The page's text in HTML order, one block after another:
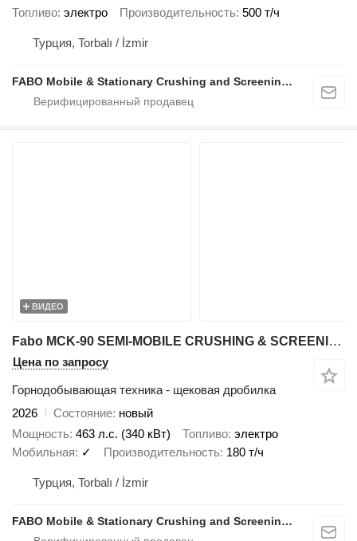
Топливо электро Производительность 500 т/ч
Турция, Torbalı / İzmir
FABO Mobile & Stationary Crushing and Screening Plants | Concrete Batching Plants Manufacturer
ВИДЕО
Fabo MCK-90 SEMI-MOBILE CRUSHING & SCREENING PLANT FOR HARDSTONE
Цена по запросу
Горнодобывающая техника - щековая дробилка
2026
Состояние новый
Мощность 463 л.с. (340 кВт) Топливо электро
Мобильная
✓ Производительность 180 т/ч
Турция, Torbalı / İzmir
FABO Mobile & Stationary Crushing and Screening Plants | Concrete Batching Plants Manufacturer